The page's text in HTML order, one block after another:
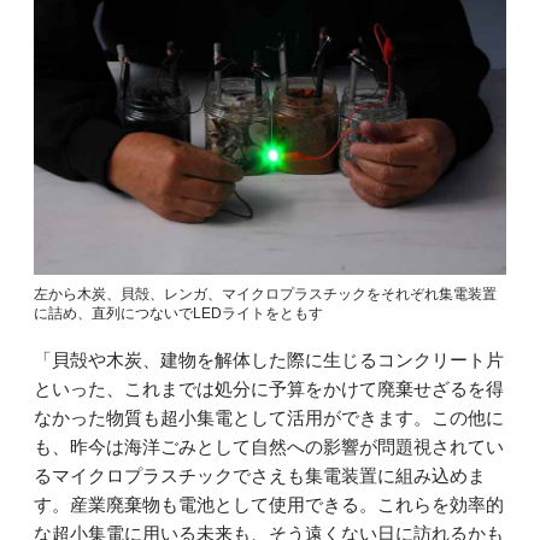
左から木炭、貝殻、レンガ、マイクロプラスチックをそれぞれ集電装置
に詰め、直列につないでLEDライトをともす
「貝殻や木炭、建物を解体した際に生じるコンクリート片
といった、これまでは処分に予算をかけて廃棄せざるを得
なかった物質も超小集電として活用ができます。この他に
も、昨今は海洋ごみとして自然への影響が問題視されてい
るマイクロプラスチックでさえも集電装置に組み込めま
す。産業廃棄物も電池として使用できる。これらを効率的
な超小集電に用いる未来も、そう遠くない日に訪れるかも